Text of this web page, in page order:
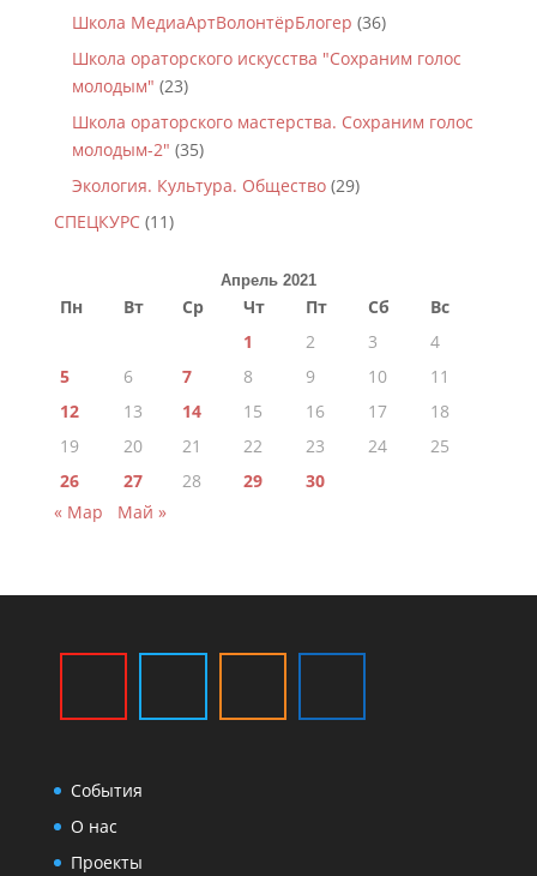
Школа МедиаАртВолонтёрБлогер (36)
Школа ораторского искусства "Сохраним голос
молодым" (23)
Школа ораторского мастерства. Сохраним голос
молодым-2" (35)
Экология. Культура. Общество(29)
СПЕЦКУРС(11)
Апрель 2021
Пн Вт Ср Чт Пт Сб
Вс
1
2 3
4
5
6 7 8 9 10
11
12
13 14 15 16 17
18
19
20 21 22 23 24
25
26
27 28 29
30
« Мар
Май »
События
О нас
Проекты